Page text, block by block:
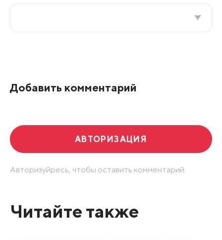
Добавить комментарий
АВТОРИЗАЦИЯ
Авторизуйресь, чтобы оставить комментарий.
Читайте также